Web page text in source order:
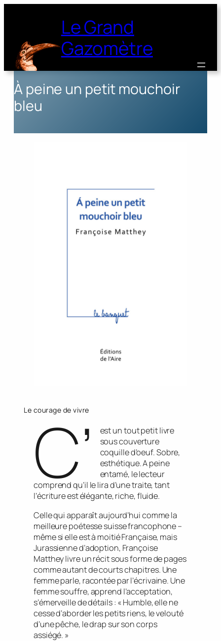
Le Grand
Gazomètre
À peine un petit mouchoir
bleu
Le courage de vivre
C’
est un tout petit livre
sous couverture
coquille d’oeuf. Sobre,
esthétique. A peine
entamé, le lecteur
comprend qu’il le lira d’une traite, tant
l’écriture est élégante, riche, fluide.
Celle qui apparaît aujourd’hui comme la
meilleure poétesse suisse francophone –
même si elle est à moitié Française, mais
Jurassienne d’adoption, Françoise
Matthey livre un récit sous forme de pages
comme autant de courts chapitres. Une
femme parle, racontée par l’écrivaine. Une
femme souffre, apprend l’acceptation,
s’émerveille de détails : « Humble, elle ne
cesse d’aborder les petits riens, le velouté
d’une pêche, le drap sur son corps
assiégé. »